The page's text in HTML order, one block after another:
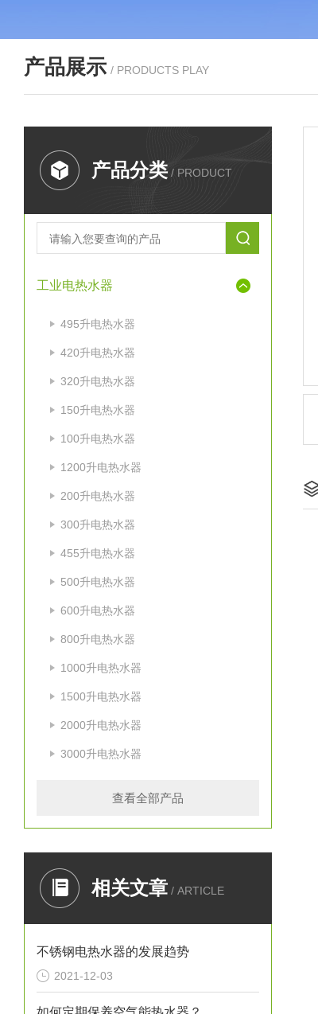
产品展示 / PRODUCTS PLAY
产品分类 / PRODUCT
工业电热水器
495升电热水器
420升电热水器
320升电热水器
150升电热水器
100升电热水器
1200升电热水器
200升电热水器
300升电热水器
455升电热水器
500升电热水器
600升电热水器
800升电热水器
1000升电热水器
1500升电热水器
2000升电热水器
3000升电热水器
查看全部产品
相关文章 / ARTICLE
不锈钢电热水器的发展趋势
2021-12-03